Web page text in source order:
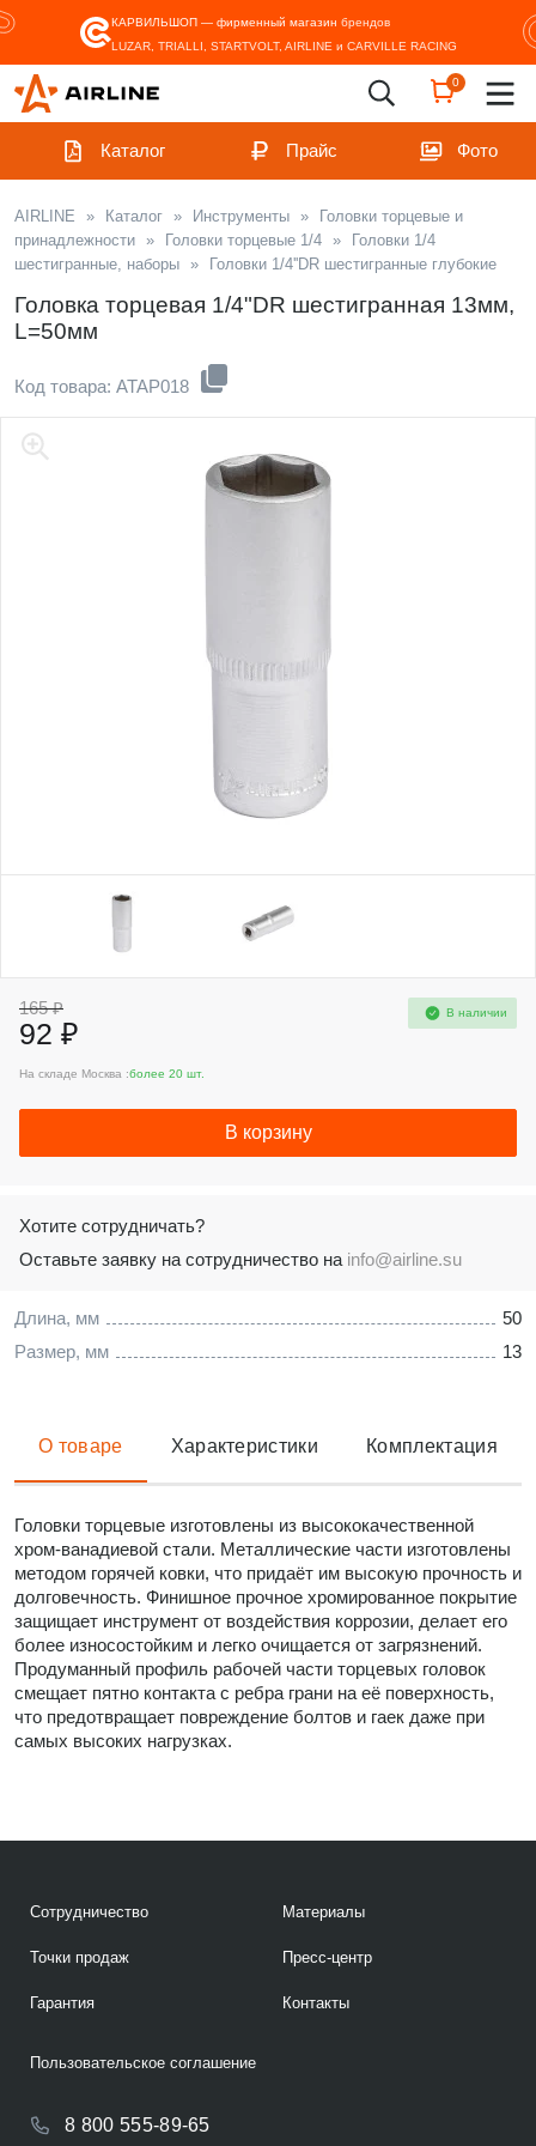
КАРВИЛЬШОП — фирменный магазин брендов
LUZAR, TRIALLI, STARTVOLT, AIRLINE и CARVILLE RACING
0
Каталог Прайс Фото
AIRLINE » Каталог » Инструменты »
Головки торцевые и
принадлежности » Головки торцевые 1/4 »
Головки 1/4
шестигранные, наборы » Головки 1/4''DR шестигранные глубокие
Головка торцевая 1/4"DR шестигранная 13мм,
L=50мм
Код товара: ATAP018
Длина, мм
50
Размер, мм
13
165 ₽
92 ₽
В наличии
На складе Москва :более 20 шт.
В корзину
Хотите сотрудничать?
Оставьте заявку на сотрудничество на info@airline.su
О товаре Характеристики Комплектация
Головки торцевые изготовлены из высококачественной
хром-ванадиевой стали. Металлические части изготовлены
методом горячей ковки, что придаёт им высокую прочность и
долговечность. Финишное прочное хромированное покрытие
защищает инструмент от воздействия коррозии, делает его
более износостойким и легко очищается от загрязнений.
Продуманный профиль рабочей части торцевых головок
смещает пятно контакта с ребра грани на её поверхность,
что предотвращает повреждение болтов и гаек даже при
самых высоких нагрузках.
Сотрудничество
Точки продаж
Гарантия
Материалы
Пресс-центр
Контакты
8 800 555-89-65
Пользовательское соглашение